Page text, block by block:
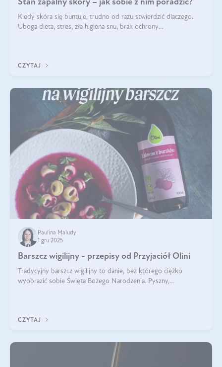
Stan zapalny skóry – jak sobie z nim poradzić?
Kiedy skóra się buntuje, trudno od razu stwierdzić dlaczego.
Uboga dieta, stres, zła higiena snu, brak ochrony
CZYTAJ
Paulina Maludy
1 gru 2025
Barszcz wigilijny - przepisy od Przyjaciół Olini
Tradycyjny barszcz wigilijny to danie, bez którego ciężko
wyobrazić sobie Święta Bożego Narodzenia. Pyszny,
CZYTAJ